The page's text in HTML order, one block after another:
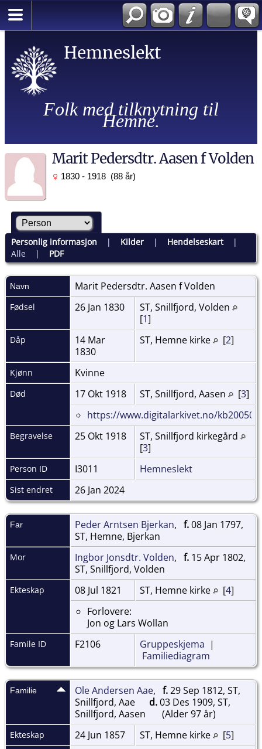
Hemneslekt
Folk med tilknytning til
Hemne.
Marit Pedersdtr. Aasen f Volden
1830 - 1918 (88 år)
Personlig informasjon | Kilder| Hendelseskart|
Alle| PDF
Navn Marit Pedersdtr. Aasen fVolden
Fødsel 26 Jan 1830
ST, Snillfjord, Volden
[1]
Dåp
14 Mar
1830
ST, Hemne kirke [2]
Kjønn Kvinne
Død 17 Okt 1918 ST, Snillfjord, Aasen [3]
https://www.digitalarkivet.no/
Begravelse 25 Okt 1918
ST, Snillfjord kirkegård
[3]
Person ID I3011 Hemneslekt
Sist endret 26 Jan 2024
Far Peder Arntsen Bjerkan, f.08 Jan 1797,
ST, Hemne, Bjerkan
Mor Ingbor Jonsdtr. Volden, f. 15 Apr 1802,
ST, Snillfjord, Volden
Ekteskap 08 Jul 1821 ST, Hemne kirke [4]
Forlovere:
Jon og Lars Wollan
Famile ID F2106 Gruppeskjema |
Familiediagram
Familie Ole Andersen Aae, f.29 Sep 1812, ST,
Snillfjord, Aae
d.03 Des 1909, ST,
Snillfjord, Aasen
(Alder 97 år)
Ekteskap 24 Jun 1857 ST, Hemne kirke [5]